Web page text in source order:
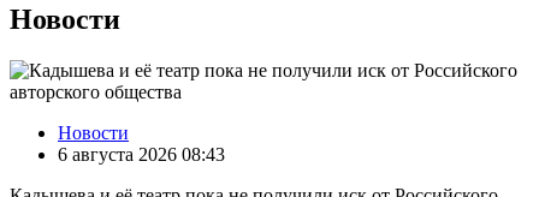
Новости
Новости
6 августа 2026 08:43